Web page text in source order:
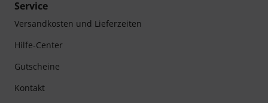
Service
Versandkosten und Lieferzeiten
Hilfe-Center
Gutscheine
Kontakt